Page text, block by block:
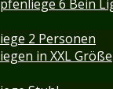
6 Bein
2 Personen
in XXL Größe